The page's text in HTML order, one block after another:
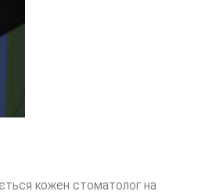
кожен стоматолог на